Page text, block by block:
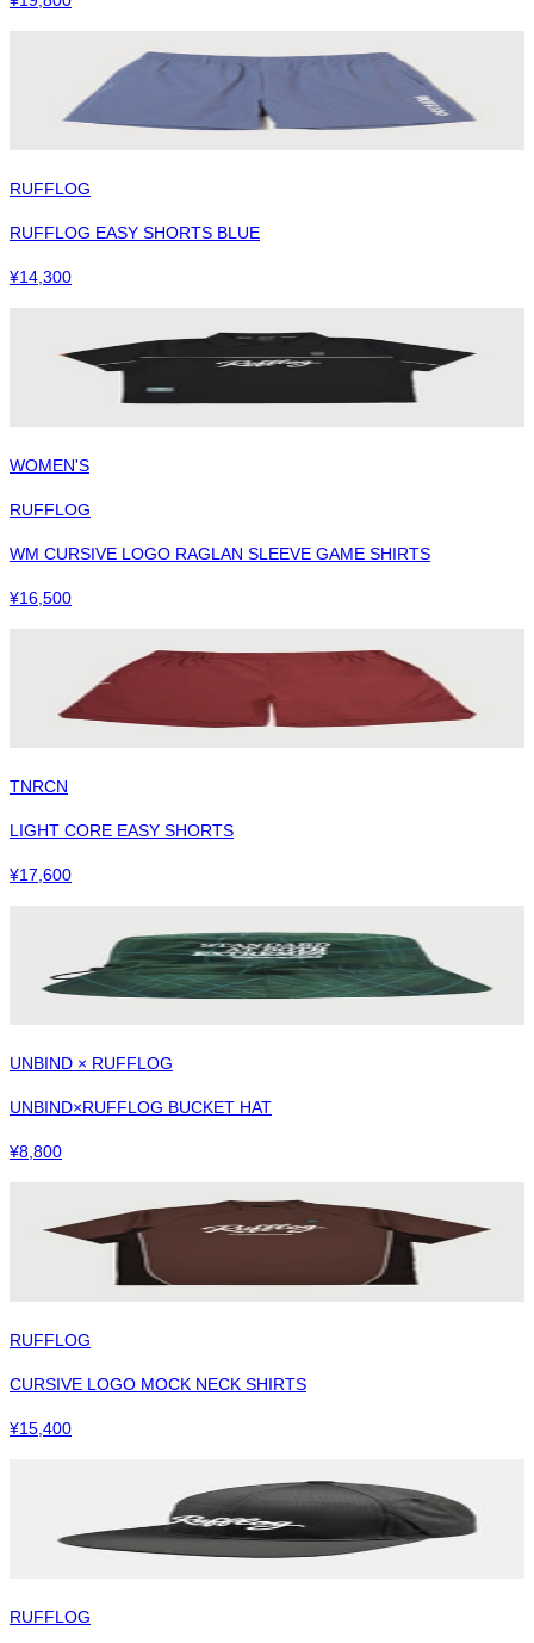
RUFFLOG
RUFFLOG EASY SHORTS BLUE
¥14,300
WOMEN'S
RUFFLOG
WM CURSIVE LOGO RAGLAN SLEEVE GAME SHIRTS
¥16,500
TNRCN
LIGHT CORE EASY SHORTS
¥17,600
UNBIND × RUFFLOG
UNBIND×RUFFLOG BUCKET HAT
¥8,800
RUFFLOG
CURSIVE LOGO MOCK NECK SHIRTS
¥15,400
RUFFLOG